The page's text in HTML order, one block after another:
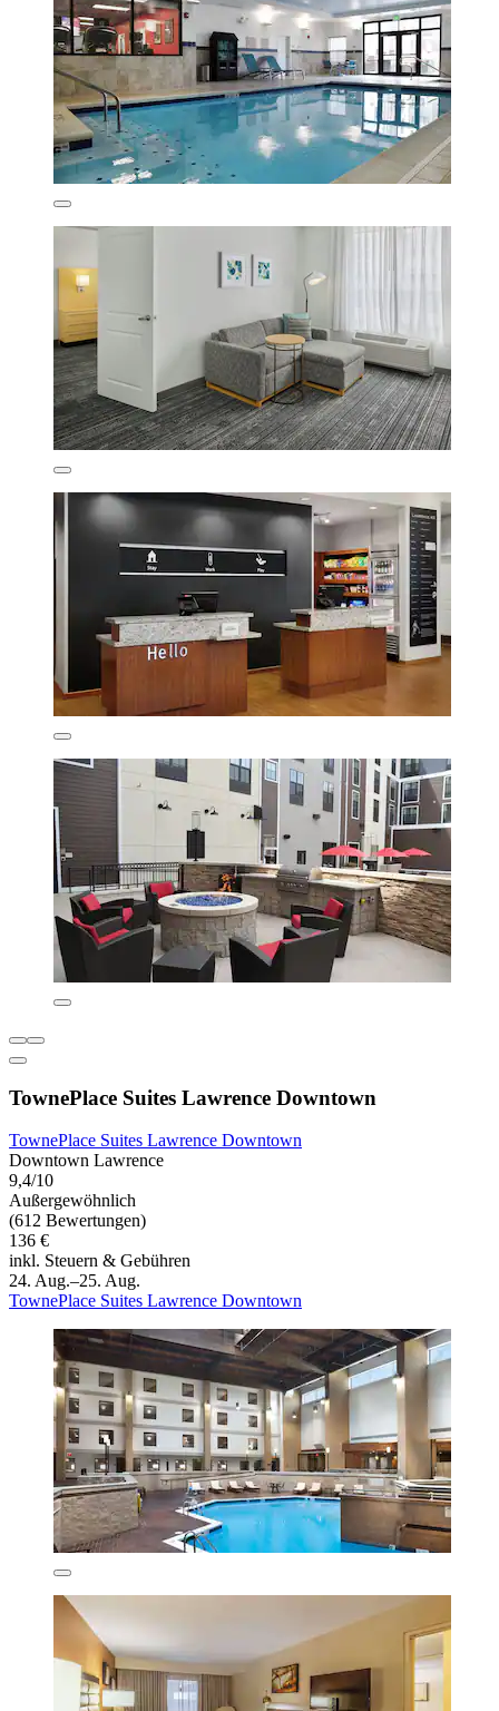
TownePlace Suites Lawrence Downtown
TownePlace Suites Lawrence Downtown
Downtown Lawrence
9,4/10
Außergewöhnlich
(612 Bewertungen)
136 €
inkl. Steuern & Gebühren
24. Aug.–25. Aug.
TownePlace Suites Lawrence Downtown